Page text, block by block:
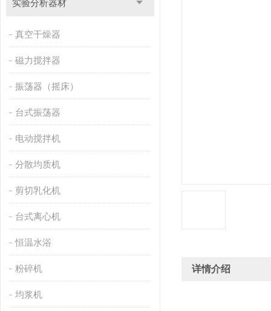
实验分析器材
真空干燥器
磁力搅拌器
振荡器（摇床）
台式振荡器
电动搅拌机
分散均质机
剪切乳化机
台式离心机
恒温水浴
粉碎机
均浆机
详情介绍